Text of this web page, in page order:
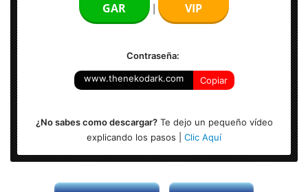
Nota: Se mantien versiones anteriores en el paste de
GAR
VIP
Contraseña:
www.thenekodark.com Copiar
¿No sabes como descargar?Te dejo un pequeño vídeo
explicando los pasos | Clic Aquí